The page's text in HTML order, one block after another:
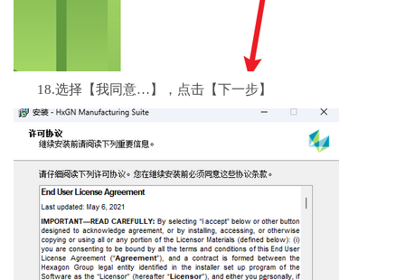
18.选择【我同意…】，点击【下一步】